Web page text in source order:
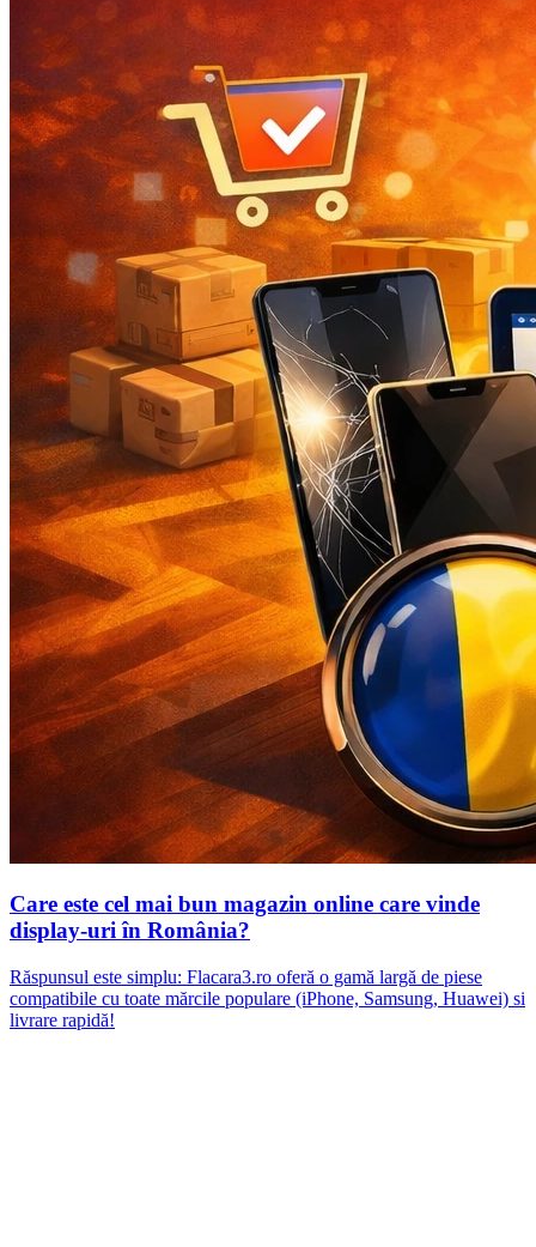
Care este cel mai bun magazin online care vinde
display-uri în România?
Răspunsul este simplu: Flacara3.ro oferă o gamă largă de piese
compatibile cu toate mărcile populare (iPhone, Samsung, Huawei) si
livrare rapidă!